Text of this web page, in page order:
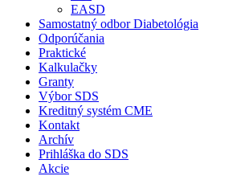
EASD
Samostatný odbor Diabetológia
Odporúčania
Praktické
Kalkulačky
Granty
Výbor SDS
Kreditný systém CME
Kontakt
Archív
Prihláška do SDS
Akcie